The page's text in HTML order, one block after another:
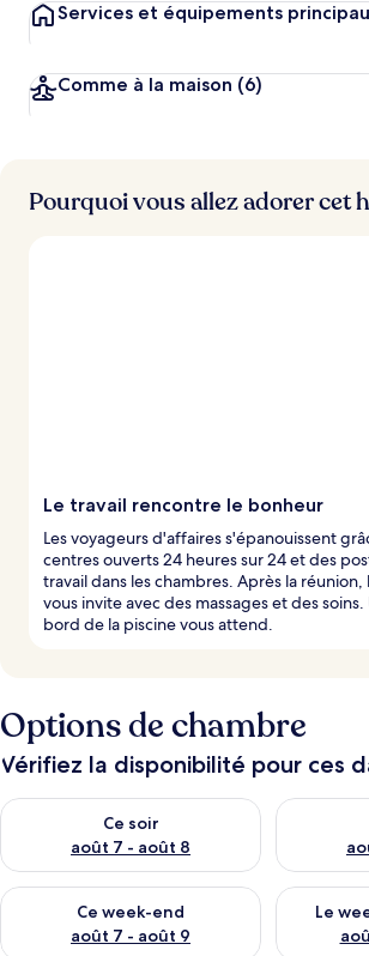
Services et équipements
Comme à la maison (6)
Pourquoi vous allez adorer cet
Le travail rencontre le bonheur
Les voyageurs d'affaires s'épanouissent
centres ouverts 24 heures sur 24 et des
travail dans les chambres. Après la réunion,
vous invite avec des massages et des soins.
bord de la piscine vous attend.
Options de chambre
Vérifiez la disponibilité pour ces
Ce soir
août 7 - août 8
Vérifier la disponibilité pour ce soir août 7
Vérifier la
Ce week-end
août 7 - août 9
Vérifier la disponibilité pour ce week-end
Le
Vérifier la